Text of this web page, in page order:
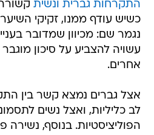
התקרחות גברית ונשית
כשיש עודף ממנו, זקיקי
נגמר שם: מכיוון שמדובר
עשויה להצביע על סיכון
אחרים.
אצל גברים נמצא קשר בין
לב כליליות, ואצל נשים
הפוליציסטיות. בנוסף, נשירה